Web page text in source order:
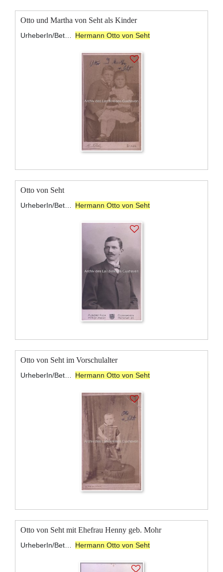
Otto und Martha von Seht als Kinder
Hermann Otto von Seht
Otto von Seht
Hermann Otto von Seht
Otto von Seht im Vorschulalter
Hermann Otto von Seht
Otto von Seht mit Ehefrau Henny geb. Mohr
Hermann Otto von Seht